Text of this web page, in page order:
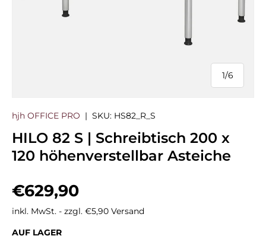
1/
von
6
hjh OFFICE PRO | SKU: HS82_R_S
HILO 82 S | Schreibtisch 200 x
120 höhenverstellbar Asteiche
Normaler Preis
€629,90
inkl. MwSt. - zzgl. €5,90 Versand
AUF LAGER